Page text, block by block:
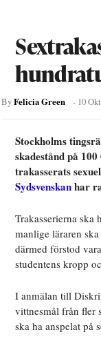
ByFelicia Green - 10
Stockholms
skadestånd på
trakasserats
Sydsvenskanhar
Trakasserierna ska
manlige läraren
därmed förstod
studentens kropp
I anmälan till
vittnesmål från fler
ska ha anspelat på